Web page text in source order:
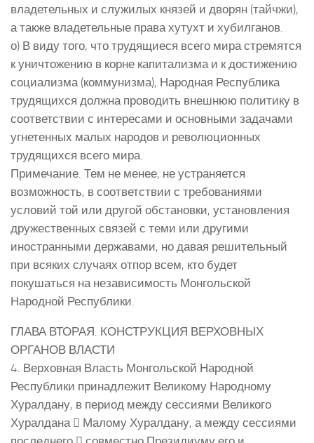
владетельных и служилых князей и дворян (тайчжи),
а также владетельные права хутухт и хубилганов.
о) В виду того, что трудящиеся всего мира стремятся
к уничтожению в корне капитализма и к достижению
социализма (коммунизма), Народная Республика
трудящихся должна проводить внешнюю политику в
соответствии с интересами и основными задачами
угнетенных малых народов и революционных
трудящихся всего мира.
Примечание. Тем не менее, не устраняется
возможность, в соответствии с требованиями
условий той или другой обстановки, установления
дружественных связей с теми или другими
иностранными державами, но давая решительный
при всяких случаях отпор всем, кто будет
покушаться на независимость Монгольской
Народной Республики.
ГЛАВА ВТОРАЯ. КОНСТРУКЦИЯ ВЕРХОВНЫХ
ОРГАНОВ ВЛАСТИ
4. Верховная Власть Монгольской Народной
Республики принадлежит Великому Народному
Хуралдану, в период между сессиями Великого
Хуралдана  Малому Хуралдану, а между сессиями